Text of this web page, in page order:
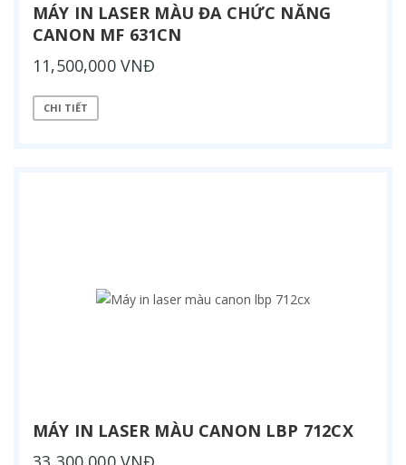
MÁY IN LASER MÀU ĐA CHỨC NĂNG
CANON MF 631CN
11,500,000 VNĐ
CHI TIẾT
MÁY IN LASER MÀU CANON LBP 712CX